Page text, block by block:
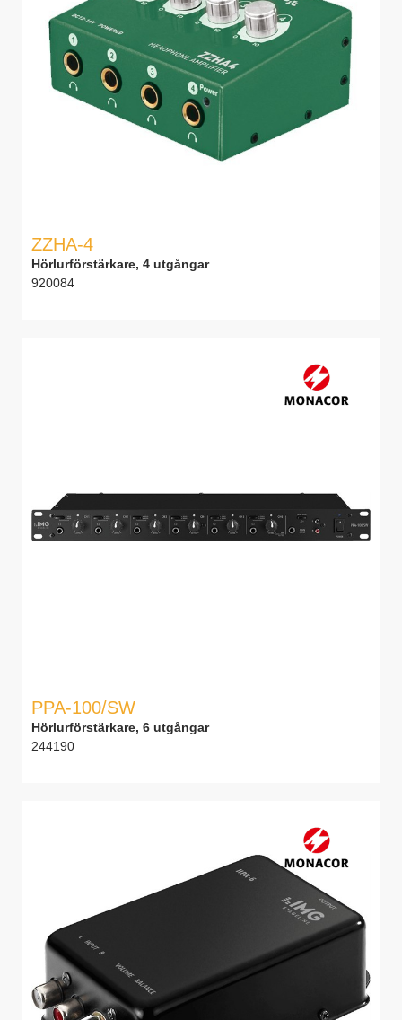
ZZHA-4
Hörlurförstärkare, 4 utgångar
920084
PPA-100/SW
Hörlurförstärkare, 6 utgångar
244190